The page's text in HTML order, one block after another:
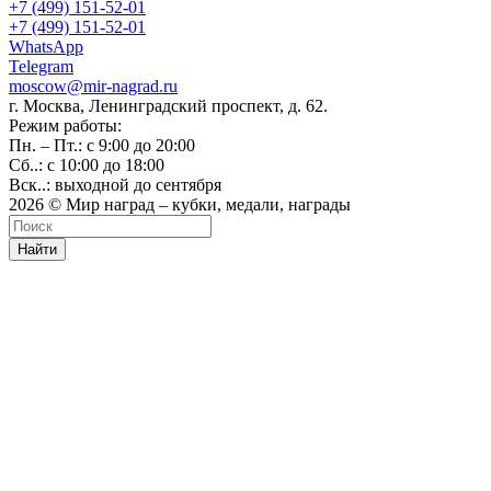
+7 (499) 151-52-01
+7 (499) 151-52-01
WhatsApp
Telegram
moscow@mir-nagrad.ru
г. Москва, Ленинградский проспект, д. 62.
Режим работы:
Пн. – Пт.: с 9:00 до 20:00
Сб..: с 10:00 до 18:00
Вск..: выходной до сентября
2026 © Мир наград – кубки, медали, награды
Найти